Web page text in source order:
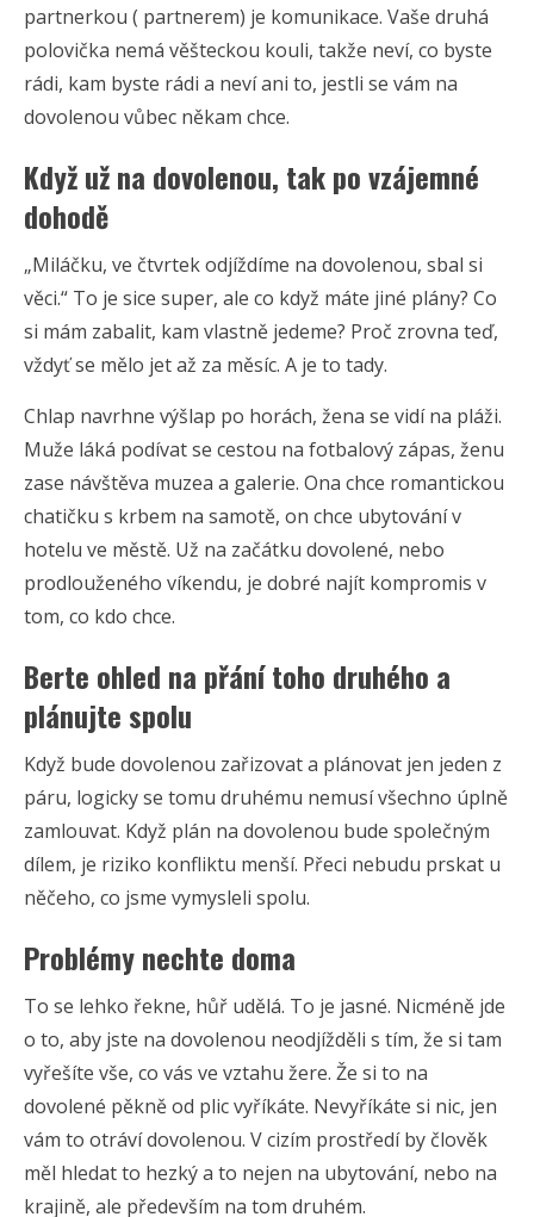
partnerkou ( partnerem) je komunikace. Vaše druhá
polovička nemá věšteckou kouli, takže neví, co byste
rádi, kam byste rádi a neví ani to, jestli se vám na
dovolenou vůbec někam chce.
Když už na dovolenou, tak po vzájemné
dohodě
„Miláčku, ve čtvrtek odjíždíme na dovolenou, sbal si
věci.“ To je sice super, ale co když máte jiné plány? Co
si mám zabalit, kam vlastně jedeme? Proč zrovna teď,
vždyť se mělo jet až za měsíc. A je to tady.
Chlap navrhne výšlap po horách, žena se vidí na pláži.
Muže láká podívat se cestou na fotbalový zápas, ženu
zase návštěva muzea a galerie. Ona chce romantickou
chatičku s krbem na samotě, on chce ubytování v
hotelu ve městě. Už na začátku dovolené, nebo
prodlouženého víkendu, je dobré najít kompromis v
tom, co kdo chce.
Berte ohled na přání toho druhého a
plánujte spolu
Když bude dovolenou zařizovat a plánovat jen jeden z
páru, logicky se tomu druhému nemusí všechno úplně
zamlouvat. Když plán na dovolenou bude společným
dílem, je riziko konfliktu menší. Přeci nebudu prskat u
něčeho, co jsme vymysleli spolu.
Problémy nechte doma
To se lehko řekne, hůř udělá. To je jasné. Nicméně jde
o to, aby jste na dovolenou neodjížděli s tím, že si tam
vyřešíte vše, co vás ve vztahu žere. Že si to na
dovolené pěkně od plic vyříkáte. Nevyříkáte si nic, jen
vám to otráví dovolenou. V cizím prostředí by člověk
měl hledat to hezký a to nejen na ubytování, nebo na
krajině, ale především na tom druhém.